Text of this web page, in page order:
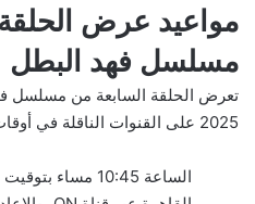
مواعيد عرض
مسلسل فهد البطل
2025 على القنوات الناقلة في أوقات العرض التالية: